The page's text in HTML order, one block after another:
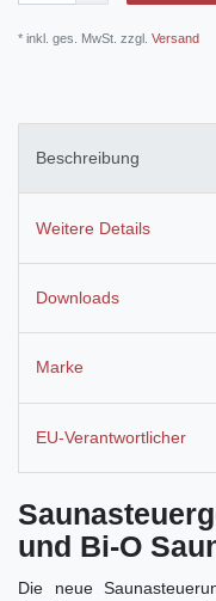
* inkl. ges. MwSt. zzgl. Versand
Beschreibung
Weitere Details
Downloads
Marke
EU-Verantwortlicher
und Bi-O
Die neue